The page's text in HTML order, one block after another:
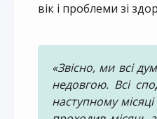
вік і проблеми зі
«Звісно, ми всі
недовгою. Всі
наступному місяці